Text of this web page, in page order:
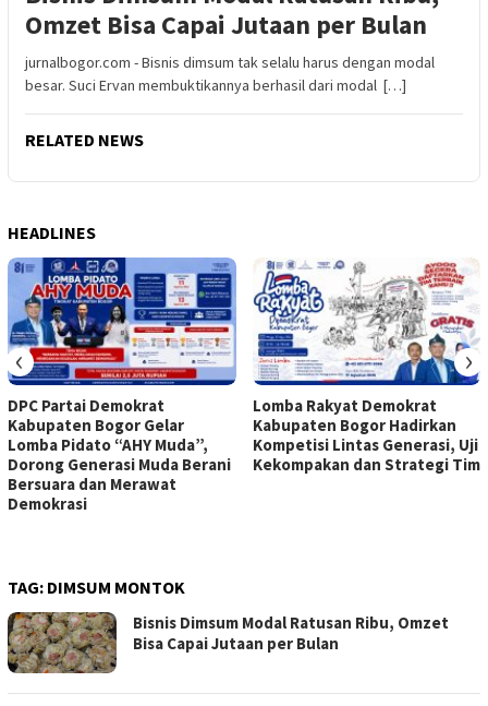
Omzet Bisa Capai Jutaan per Bulan
jurnalbogor.com - Bisnis dimsum tak selalu harus dengan modal
besar. Suci Ervan membuktikannya berhasil dari modal […]
RELATED NEWS
HEADLINES
DPC Partai Demokrat
Kabupaten Bogor Gelar
Lomba Pidato “AHY Muda”,
Dorong Generasi Muda Berani
Bersuara dan Merawat
Demokrasi
Lomba Rakyat Demokrat
Kabupaten Bogor Hadirkan
Kompetisi Lintas Generasi, Uji
Kekompakan dan Strategi Tim
‹ ›
TAG: DIMSUM MONTOK
Bisnis Dimsum Modal Ratusan Ribu, Omzet
Bisa Capai Jutaan per Bulan